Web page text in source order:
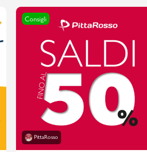
Consigli
PittaRosso